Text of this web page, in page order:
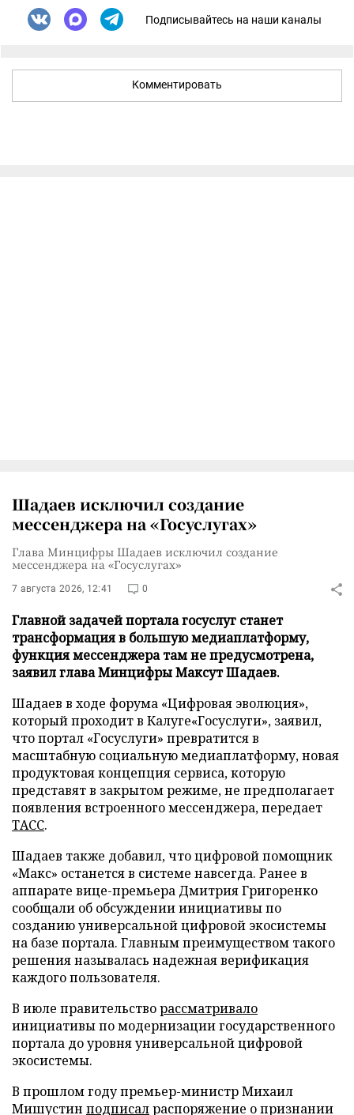
Подписывайтесь на наши каналы
Комментировать
Шадаев исключил создание
мессенджера на «Госуслугах»
Глава Минцифры Шадаев исключил создание
мессенджера на «Госуслугах»
7 августа 2026, 12:41 0
Главной задачей портала госуслуг станет
трансформация в большую медиаплатформу,
функция мессенджера там не предусмотрена,
заявил глава Минцифры Максут Шадаев.
Шадаев в ходе форума «Цифровая эволюция»,
который проходит в Калуге«Госуслуги», заявил,
что портал «Госуслуги» превратится в
масштабную социальную медиаплатформу, новая
продуктовая концепция сервиса, которую
представят в закрытом режиме, не предполагает
появления встроенного мессенджера, передает
ТАСС.
Шадаев также добавил, что цифровой помощник
«Макс» останется в системе навсегда. Ранее в
аппарате вице-премьера Дмитрия Григоренко
сообщали об обсуждении инициативы по
созданию универсальной цифровой экосистемы
на базе портала. Главным преимуществом такого
решения называлась надежная верификация
каждого пользователя.
В июле правительстворассматривало
инициативы по модернизации государственного
портала до уровня универсальной цифровой
экосистемы.
В прошлом году премьер-министр Михаил
Мишустин подписалраспоряжение о признании